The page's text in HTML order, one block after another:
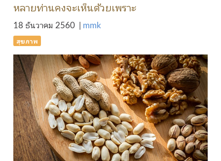
หลายท่านคงจะเห็นด้วยเพราะ
18 ธันวาคม 2560| mmk
สุขภาพ